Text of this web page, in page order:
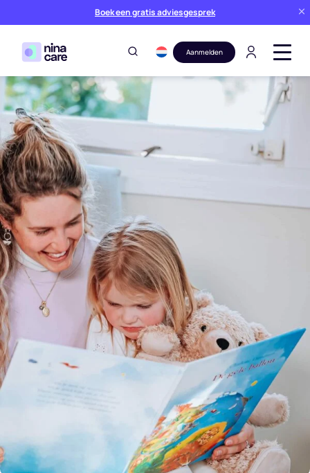
Boek een gratis adviesgesprek
Aanmelden